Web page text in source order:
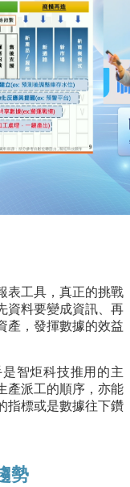
表工具，真正的挑戰
資料要變成資訊、再
產，發揮數據的效益
智炬科技推用的主
產派工的順序，亦能
指標或是數據往下鑽
勢